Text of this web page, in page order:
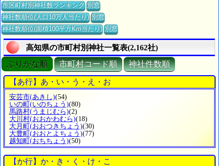
市区町村別神社数ランキング 別窓
神社数順位(人口10万人当たり) 別窓
神社数順位(面積100平方Km当たり) 別窓
高知県の市町村別神社一覧表(2,162社)
ぶりがな順 市町村コード順 神社件数順
【あ行】あ・い・う・え・お
安芸市(あきし)(54)
いの町 (いのちょう)(80)
馬路村(うまじむら)(2)
大川村(おおかわむら)(18)
大月町 (おおつきちょう)(30)
大豊町 (おおとよちょう)(77)
越知町 (おちちょう)(50)
【か行】か・き・く・け・こ